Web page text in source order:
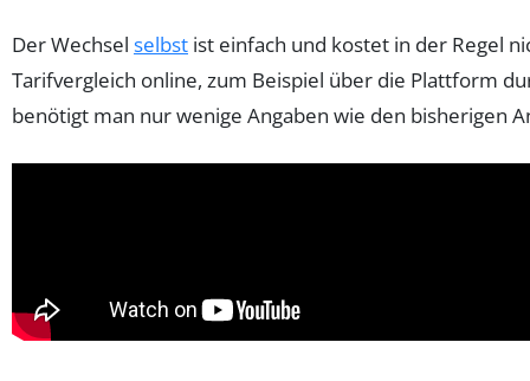
Der Wechsel selbst ist einfach und kostet in der Regel
Tarifvergleich online, zum Beispiel über die Plattform
benötigt man nur wenige Angaben wie den bisherigen